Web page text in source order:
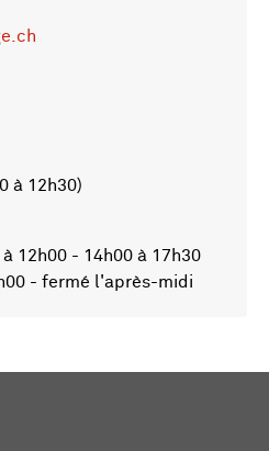
à 12h30)
12h00 - 14h00 à 17h30
- fermé l'après-midi